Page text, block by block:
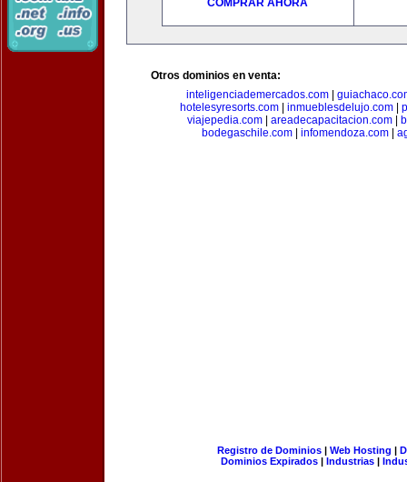
COMPRAR AHORA
Otros dominios en venta:
inteligenciademercados.com
hotelesyresorts.com
inmueblesdelujo.com
viajepedia.com| areadecapacitacion.com|
bodegaschile.com| infomendoza.com|
Registro de Dominios| Web Hosting |
Dominios Expirados | Industrias |